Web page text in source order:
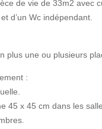
de vie de 33m2 avec
d’un Wc indépendant.
plus une ou plusieurs
:
45 x 45 cm dans les